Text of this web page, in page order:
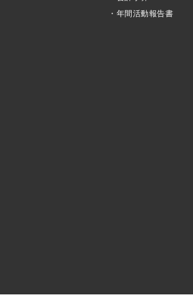
・年間活動報告書